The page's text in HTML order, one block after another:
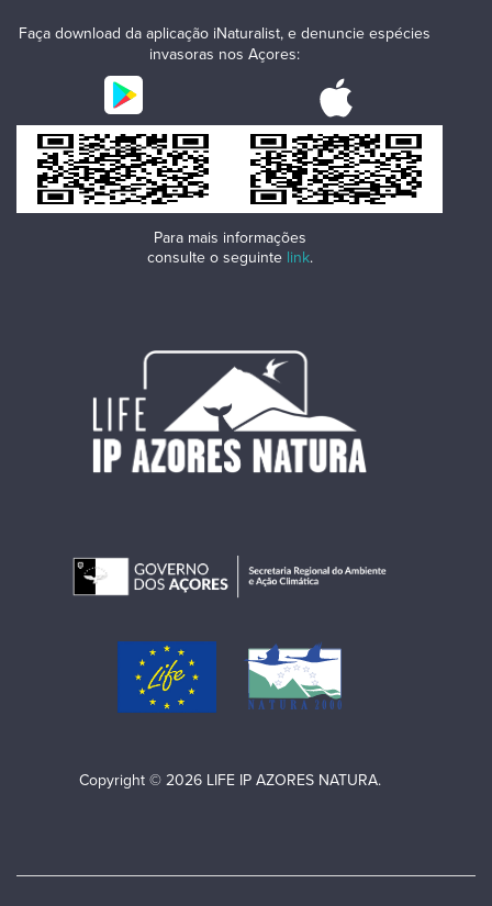
Copyright © 2026 LIFE IP AZORES NATURA.
Faça download da aplicação iNaturalist, e denuncie espécies
invasoras nos Açores:
Para mais informações
consulte o seguinte link.